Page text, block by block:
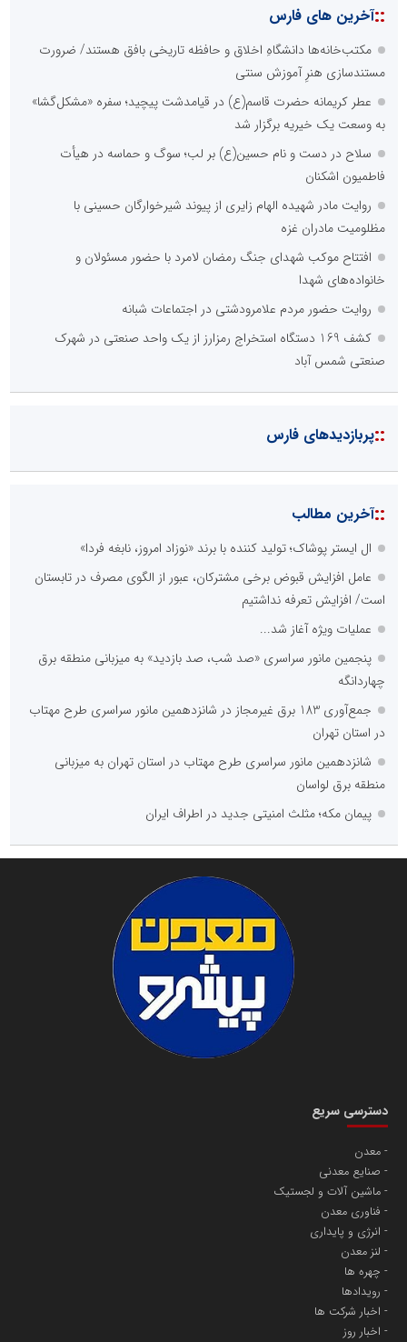
::آخرین های فارس
مکتب‌خانه‌ها دانشگاهِ اخلاق و حافظه تاریخی بافق هستند/ ضرورت
مستندسازی هنرِ آموزش سنتی
عطر کریمانه حضرت قاسم(ع) در قیامدشت پیچید؛ سفره «مشکل‌گشا»
به وسعت یک خیریه برگزار شد
سلاح در دست و نام حسین(ع) بر لب؛ سوگ و حماسه در هیأت
فاطمیون اشکنان
روایت مادر شهیده الهام زایری از پیوند شیرخوارگان حسینی با
مظلومیت مادران غزه
افتتاح موکب شهدای جنگ رمضان لامرد با حضور مسئولان و
خانواده‌های شهدا
روایت حضور مردم علامرودشتی در اجتماعات شبانه
کشف 169 دستگاه استخراج رمزارز از یک واحد صنعتی در شهرک
صنعتی شمس آباد
::پربازدیدهای فارس
::آخرین مطالب
ال ایستر پوشاک؛ تولید کننده با برند «نوزاد امروز، نابغه فردا»
عامل افزایش قبوض برخی مشترکان، عبور از الگوی مصرف در تابستان
است/ افزایش تعرفه نداشتیم
عملیات ویژه آغاز شد...
پنجمین مانور سراسری «صد شب، صد بازدید» به میزبانی منطقه برق
چهاردانگه
جمع‌آوری 183 برق غیرمجاز در شانزدهمین مانور سراسری طرح مهتاب
در استان تهران
شانزدهمین مانور سراسری طرح مهتاب در استان تهران به میزبانی
منطقه برق لواسان
پیمان مکه؛ مثلث امنیتی جدید در اطراف ایران
دسترسی سریع
معدن
صنایع معدنی
ماشین آلات و لجستیک
فناوری معدن
انرژی و پایداری
لنز معدن
چهره ها
رویدادها
اخبار شرکت ها
اخبار روز